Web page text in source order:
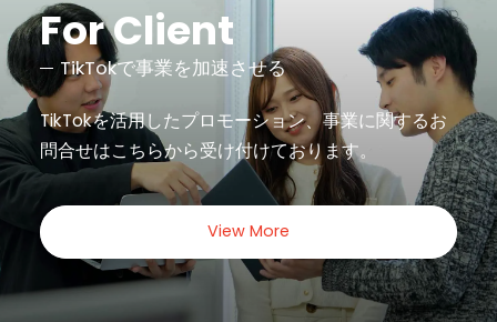
For Client
TikTokで事業を加速させる
TikTokを活用したプロモーション、事業に関するお
問合せはこちらから受け付けております。
View More